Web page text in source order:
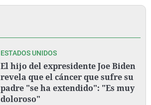
ESTADOS UNIDOS
El hijo del expresidente Joe Biden
revela que el cáncer que sufre su
padre "se ha extendido": "Es muy
doloroso"